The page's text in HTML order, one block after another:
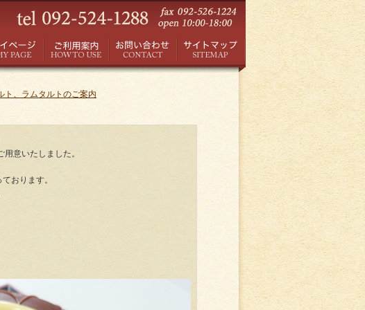
ト、ラムタルトのご案内
意いたしました。
おります。